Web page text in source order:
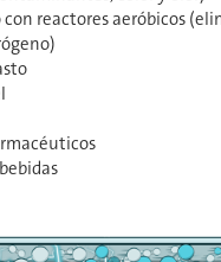
reactores aeróbicos